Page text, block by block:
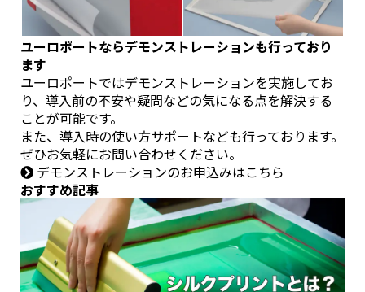
ユーロポートならデモンストレーションも行っており
ます
ユーロポートではデモンストレーションを実施してお
り、導入前の不安や疑問などの気になる点を解決する
ことが可能です。
また、導入時の使い方サポートなども行っております。
ぜひお気軽にお問い合わせください。
デモンストレーションのお申込みはこちら
おすすめ記事